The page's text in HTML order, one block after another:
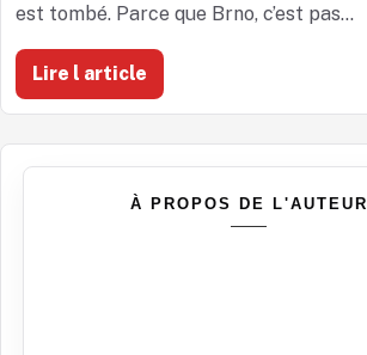
est tombé. Parce que Brno, c’est pas...
Lire l article
À PROPOS DE L'AUTEUR